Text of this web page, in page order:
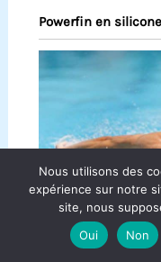
Powerfin en
Nous utilisons des
expérience sur notre
site, nous
Oui
Non